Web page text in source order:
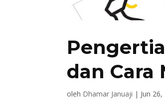
dan Cara
oleh Dhamar Januaji | Jun 26,